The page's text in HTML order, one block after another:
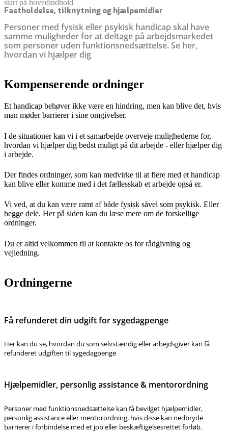
start på hovedindhold
Fastholdelse, tilknytning og hjælpemidler
Personer med fysisk eller psykisk handicap skal have
samme muligheder for at deltage på arbejdsmarkedet
som personer uden funktionsnedsættelse. Se her,
hvordan vi hjælper dig
senest opdateret 25. november 2025
Kompenserende ordninger
Et handicap behøver ikke være en hindring, men kan blive det, hvis
man møder barrierer i sine omgivelser.
I de situationer kan vi i et samarbejde overveje mulighederne for,
hvordan vi hjælper dig bedst muligt på dit arbejde - eller hjælper dig
i arbejde.
Der findes ordninger, som kan medvirke til at flere med et handicap
kan blive eller komme med i det fællesskab et arbejde også er.
Vi ved, at du kan være ramt af både fysisk såvel som psykisk. Eller
begge dele. Her på siden kan du læse mere om de forskellige
ordninger.
Du er altid velkommen til at kontakte os for rådgivning og
vejledning.
Ordningerne
Få refunderet din udgift for sygedagpenge
Her kan du se, hvordan du som selvstændig eller arbejdsgiver kan få
refunderet udgiften til sygedagpenge
Hjælpemidler, personlig assistance & mentorordning
Personer med funktionsnedsættelse kan få bevilget hjælpemidler,
personlig assistance eller mentorordning, hvis disse kan nedbryde
barrierer i forbindelse med et job eller beskæftigelsesrettet forløb.